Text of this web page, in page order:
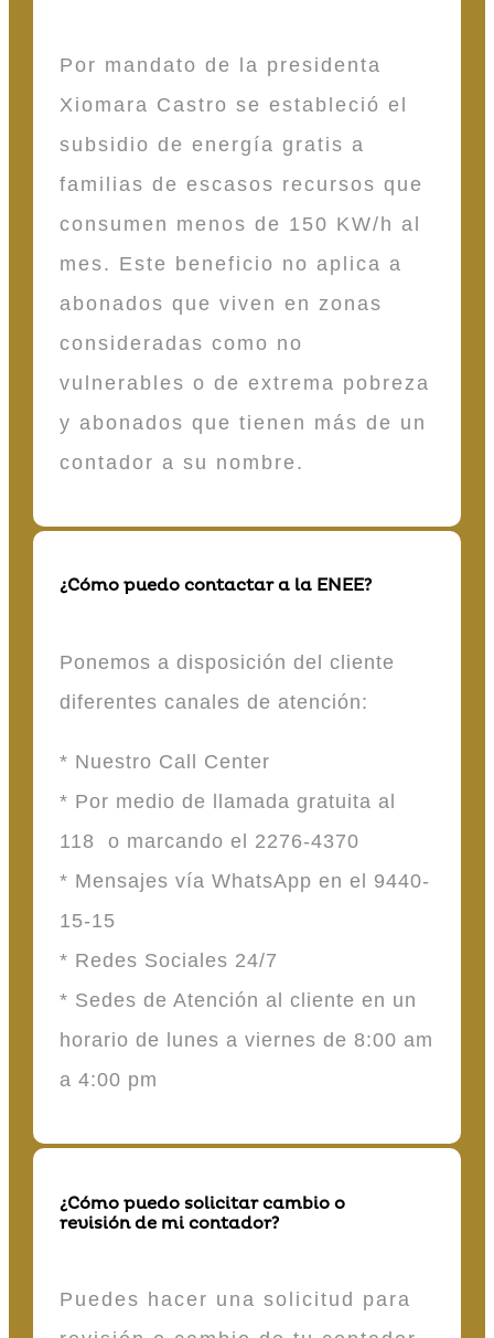
Por mandato de la presidenta
Xiomara Castro se estableció el
subsidio de energía gratis a
familias de escasos recursos que
consumen menos de 150 KW/h al
mes. Este beneficio no aplica a
abonados que viven en zonas
consideradas como no
vulnerables o de extrema pobreza
y abonados que tienen más de un
contador a su nombre.
¿Cómo puedo contactar a la ENEE?
Ponemos a disposición del cliente
diferentes canales de atención:
* Nuestro Call Center
* Por medio de llamada gratuita al
118 o marcando el 2276-4370
* Mensajes vía WhatsApp en el 9440-
15-15
* Redes Sociales 24/7
* Sedes de Atención al cliente en un
horario de lunes a viernes de 8:00 am
a 4:00 pm
¿Cómo puedo solicitar cambio o
revisión de mi contador?
Puedes hacer una solicitud para